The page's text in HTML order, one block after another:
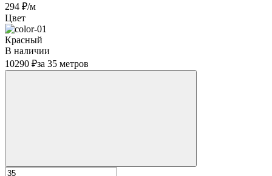
294 ₽/м
Цвет
Красный
В наличии
10290 ₽за 35 метров